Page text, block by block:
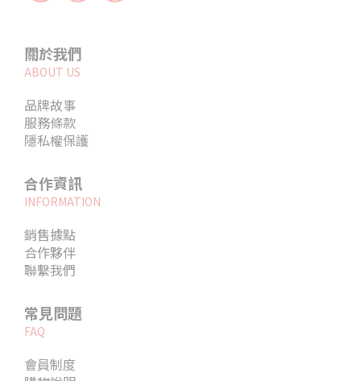
關於我們
ABOUT US
品牌故事
服務條款
隱私權保護
合作資訊
INFORMATION
銷售據點
合作夥伴
聯繫我們
常見問題
FAQ
會員制度